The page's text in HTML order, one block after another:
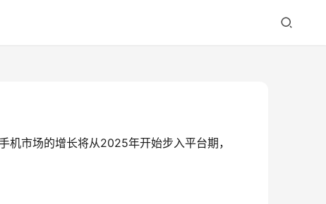
市场的增长将从2025年开始步入平台期，